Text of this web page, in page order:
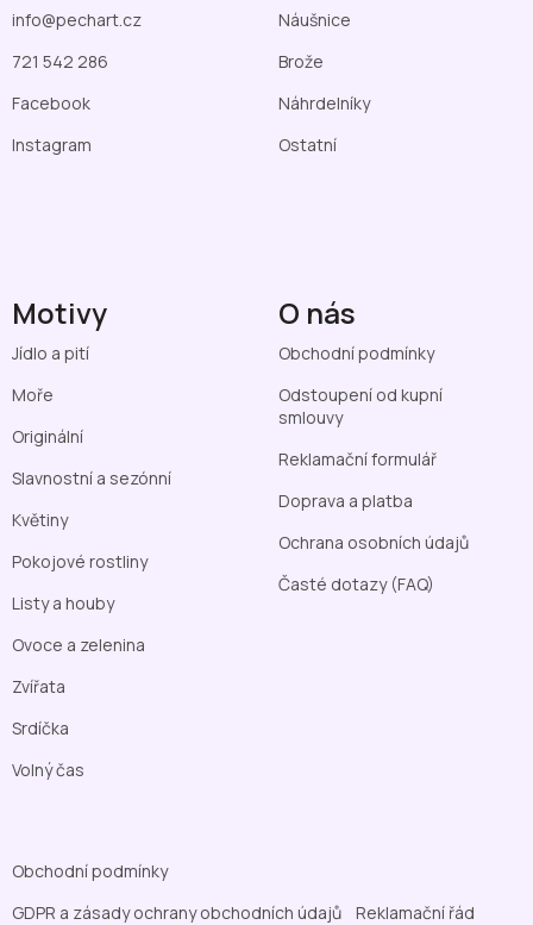
info@pechart.cz
721 542 286
Facebook
Instagram
Náušnice
Brože
Náhrdelníky
Ostatní
Motivy
Jídlo a pití
Moře
Originální
Slavnostní a sezónní
Květiny
Pokojové rostliny
Listy a houby
Ovoce a zelenina
Zvířata
Srdíčka
Volný čas
O nás
Obchodní podmínky
Odstoupení od kupní
smlouvy
Reklamační formulář
Doprava a platba
Ochrana osobních údajů
Časté dotazy (FAQ)
Obchodní podmínky
GDPR a zásady ochrany obchodních údajů
Reklamační řád